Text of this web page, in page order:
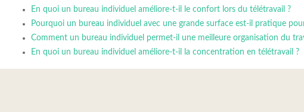
En quoi un bureau individuel améliore-t-il le confort lors du télétravail ?
Pourquoi un bureau individuel avec une grande surface est-il pratique
Comment un bureau individuel permet-il une meilleure organisation du
En quoi un bureau individuel améliore-t-il la concentration en télétravail ?